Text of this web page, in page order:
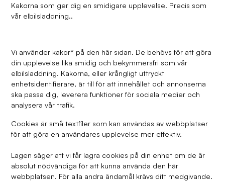
Kakorna som ger dig en smidigare upplevelse. Precis som
vår elbilsladdning..
Vi använder kakor* på den här sidan. De behövs för att göra
din upplevelse lika smidig och bekymmersfri som vår
elbilsladdning. Kakorna, eller krångligt uttryckt
enhetsidentifierare, är till för att innehållet och annonserna
ska passa dig, leverera funktioner för sociala medier och
analysera vår trafik.
Cookies är små textfiler som kan användas av webbplatser
för att göra en användares upplevelse mer effektiv.
Lagen säger att vi får lagra cookies på din enhet om de är
absolut nödvändiga för att kunna använda den här
webbplatsen. För alla andra ändamål krävs ditt medgivande.